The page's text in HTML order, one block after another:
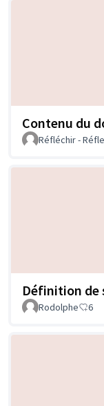
Contenu du
Réfléchir -
Définition de
Rodolphe 6